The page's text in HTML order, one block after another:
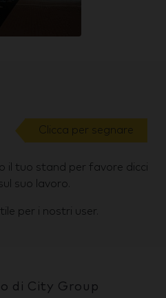
Clicca per segnare
il tuo stand per favore dicci
suo lavoro.
per i nostri user.
di City Group